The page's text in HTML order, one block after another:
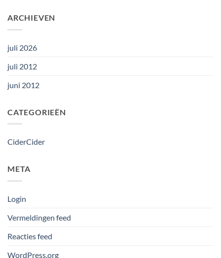
ARCHIEVEN
juli 2026
juli 2012
juni 2012
CATEGORIEËN
CiderCider
META
Login
Vermeldingen feed
Reacties feed
WordPress.org